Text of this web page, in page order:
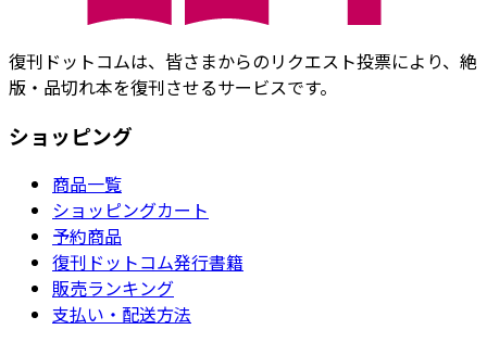
復刊ドットコムは、皆さまからのリクエスト投票により、絶
版・品切れ本を復刊させるサービスです。
ショッピング
商品一覧
ショッピングカート
予約商品
復刊ドットコム発行書籍
販売ランキング
支払い・配送方法